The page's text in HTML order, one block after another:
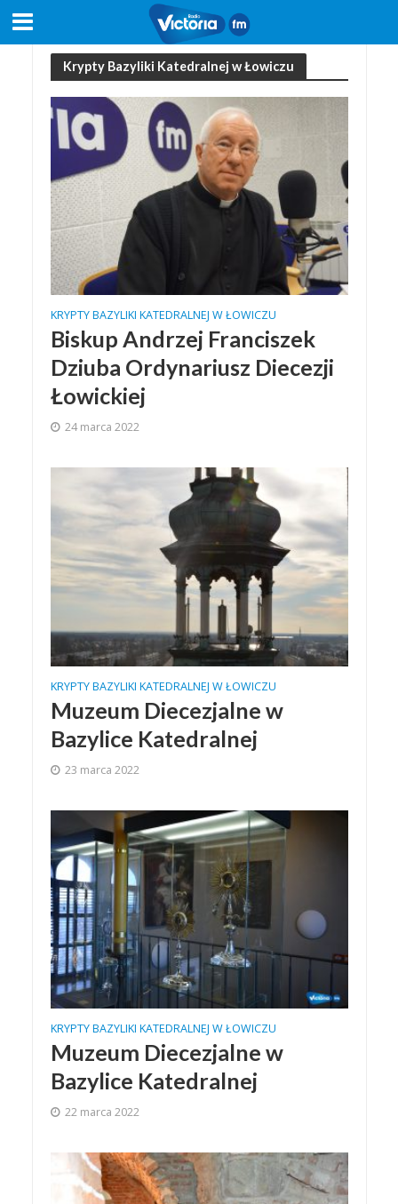
Krypty Bazyliki Katedralnej w Łowiczu
KRYPTY BAZYLIKI KATEDRALNEJ W ŁOWICZU
Biskup Andrzej Franciszek
Dziuba Ordynariusz Diecezji
Łowickiej
24 marca 2022
KRYPTY BAZYLIKI KATEDRALNEJ W ŁOWICZU
Muzeum Diecezjalne w
Bazylice Katedralnej
23 marca 2022
KRYPTY BAZYLIKI KATEDRALNEJ W ŁOWICZU
Muzeum Diecezjalne w
Bazylice Katedralnej
22 marca 2022